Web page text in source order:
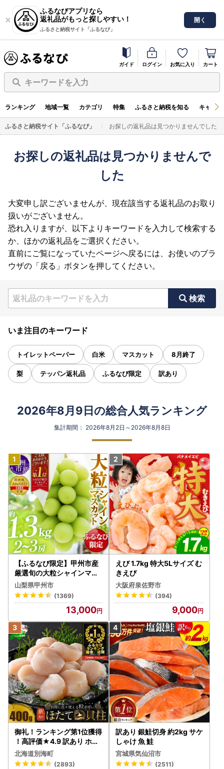
ふるなびアプリなら
返礼品がもっと探しやすい！
ふるさと納税サイト「ふるなび」
開く
ガイド ログイン お気に入り カート
キーワードを入力
ランキング 地域一覧 カテゴリ 特集 ふるさと納税を知る キャン
ふるさと納税サイト「ふるなび」 お探しの返礼品は見つかりませんでした
お探しの返礼品は見つかりませんで
した
大変申し訳ございませんが、現在該当する返礼品のお取り
扱いがございません。
恐れ入りますが、以下よりキーワードを入力して検索する
か、ほかの返礼品をご選択ください。
直前にご覧になっていたページへ戻るには、お使いのブラ
ウザの「戻る」ボタンを押してください。
検索
いま注目のキーワード
トイレットペーパー 白米 マスカット 8月終了
梨 テッパン返礼品 ふるなび限定 訳あり
2026年8月9日の総合人気ランキング
集計期間： 2026年8月2日～2026年8月8日
【ふるなび限定】甲州市産
厳選旬の大粒シャインマス
カット 約1.3kg 2～3房【2
026年発送】（MG）B12-
472 FN-Limited-VO シャ
インマスカット フルーツ
山梨県甲州市
(1369)
13,000
えび 1.7kg 特大5Lサイズ む
きえび
大阪府泉佐野市
(394)
9,000
御礼！ランキング第1位獲得
！高評価★4.9 訳あり ホタ
テ 400g（ほたて 帆立 貝柱
冷凍 ）
北海道別海町
(2893)
訳あり 銀鮭切身 約2kg サケ
しゃけ 魚 鮭
宮城県気仙沼市
(2511)